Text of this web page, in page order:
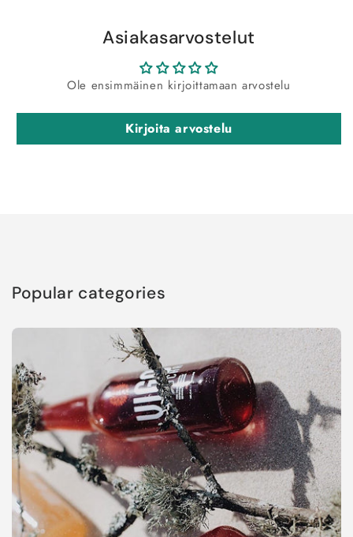
Asiakasarvostelut
Ole ensimmäinen kirjoittamaan arvostelu
Kirjoita arvostelu
Popular categories